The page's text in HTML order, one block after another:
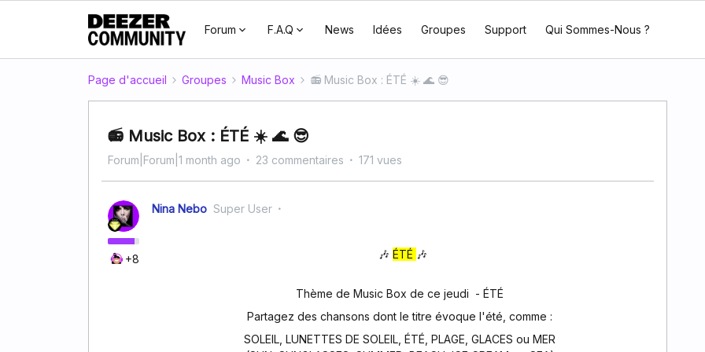
Forum F.A.Q News Idées Groupes Support Qui Sommes-Nous ?
Page d'accueil Groupes Music Box 📻 Music Box : ÉTÉ ☀️ 🌊 😎
📻 Music Box : ÉTÉ ☀️ 🌊 😎
Forum|Forum|1 month ago 23 commentaires 171 vues
+8
Nina Nebo Super User
🎶 ÉTÉ 🎶
Thème de Music Box de ce jeudi - ÉTÉ
Partagez des chansons dont le titre évoque l'été, comme :
SOLEIL, LUNETTES DE SOLEIL, ÉTÉ, PLAGE, GLACES ou MER